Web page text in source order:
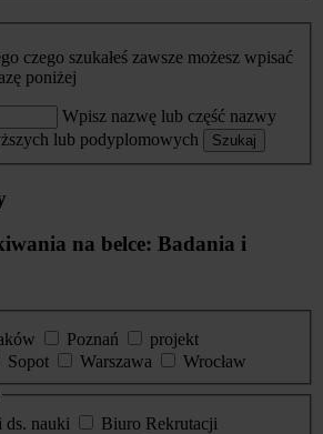
czego szukałeś zawsze możesz wpisać
poniżej
Wpisz nazwę lub część nazwy
lub podyplomowych
Szukaj
na belce: Badania i
Poznań
projekt
Sopot Warszawa
Wrocław
ds. nauki
Biuro Rekrutacji